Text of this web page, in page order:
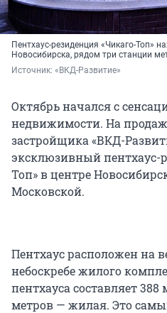
Пентхаус-резиденция «Чикаго-Топ»
Новосибирска, рядом три станции
Источник: «ВКД-Развитие»
Октябрь начался с
недвижимости. На
застройщика «ВКД-
эксклюзивный пентхаус-
Топ» в центре
Московской.
Пентхаус расположен на
небоскребе жилого
пентхауса составляет
метров — жилая. Это